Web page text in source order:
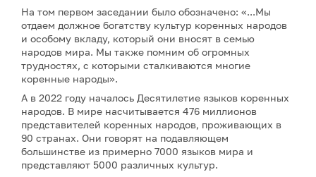
На том первом заседании было обозначено: «...Мы
отдаем должное богатству культур коренных народов
и особому вкладу, который они вносят в семью
народов мира. Мы также помним об огромных
трудностях, с которыми сталкиваются многие
коренные народы».
А в 2022 году началось Десятилетие языков коренных
народов. В мире насчитывается 476 миллионов
представителей коренных народов, проживающих в
90 странах. Они говорят на подавляющем
большинстве из примерно 7000 языков мира и
представляют 5000 различных культур.